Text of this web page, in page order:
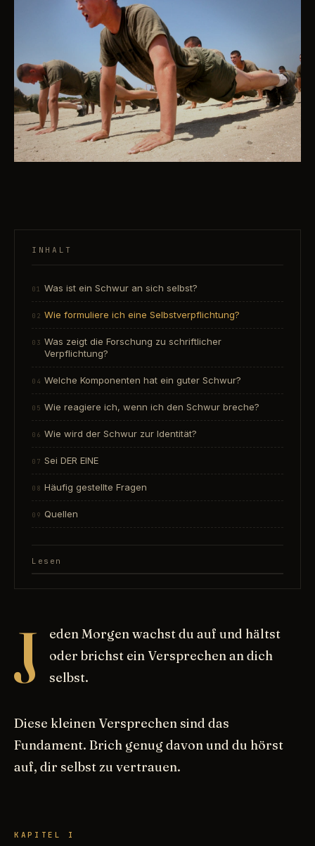
INHALT
Was ist ein Schwur an sich selbst?
Wie formuliere ich eine Selbstverpflichtung?
Was zeigt die Forschung zu schriftlicher
Verpflichtung?
Welche Komponenten hat ein guter Schwur?
Wie reagiere ich, wenn ich den Schwur breche?
Wie wird der Schwur zur Identität?
Sei DER EINE
Häufig gestellte Fragen
Quellen
Lesen
J
eden Morgen wachst du auf und hältst
oder brichst ein Versprechen an dich
selbst.
Diese kleinen Versprechen sind das
Fundament. Brich genug davon und du hörst
auf, dir selbst zu vertrauen.
KAPITEL I